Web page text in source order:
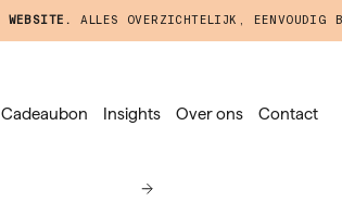
WEBSITE. ALLES OVERZICHTELIJK, EENVOUDIG
Cadeaubon Insights Over ons Contact